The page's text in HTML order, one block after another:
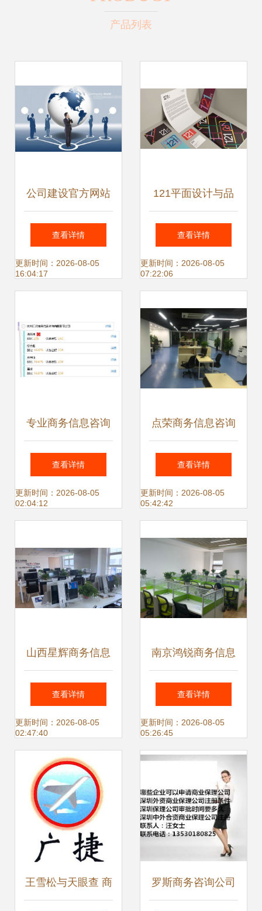
产品列表
公司建设官方网站
的好处 驱动商务信
息咨询的多元价值
查看详情
更新时间：2026-08-05
16:04:17
121平面设计与品
牌形象设计 助力商
务信息咨询公司的
查看详情
更新时间：2026-08-05
07:22:06
专业商务信息咨询
服务 杭州汇欣商务
信息咨询有限责任
企发展
查看详情
更新时间：2026-08-05
02:04:12
点荣商务信息咨询
专业服务助力企业
决策与发展
查看详情
更新时间：2026-08-05
05:42:42
山西星辉商务信息
咨询 洞察与驱动，
助力本土企业迈向
繁荣
查看详情
更新时间：2026-08-05
02:47:40
南京鸿锐商务信息
咨询 为企业决策赋
能的专业伙伴
查看详情
更新时间：2026-08-05
05:26:45
王雪松与天眼查 商 罗斯商务咨询公司